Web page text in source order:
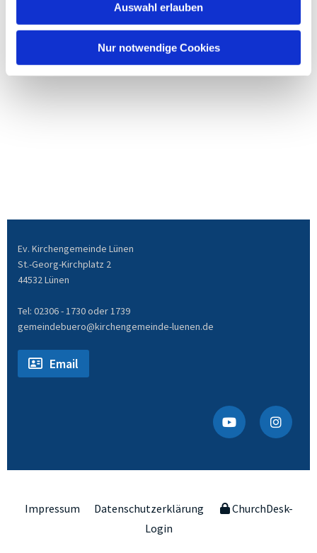
Auswahl erlauben
Nur notwendige Cookies
Ev. Kirchengemeinde Lünen
St.-Georg-Kirchplatz 2
44532 Lünen
Tel: 02306 - 1730 oder 1739
gemeindebuero@kirchengemeinde-luenen.de
Email
Impressum Datenschutzerklärung
ChurchDesk-
Login